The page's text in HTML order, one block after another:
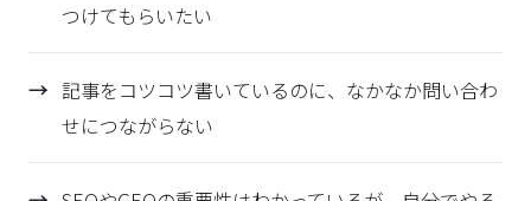
つけてもらいたい
記事をコツコツ書いているのに、なかなか問い合わ
せにつながらない